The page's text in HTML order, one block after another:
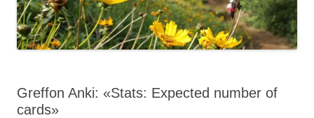
Greffon Anki: «Stats: Expected number of
cards»